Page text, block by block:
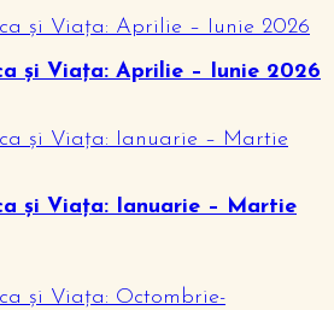
și Viața: Aprilie – Iunie 2026
și Viața: Ianuarie – Martie